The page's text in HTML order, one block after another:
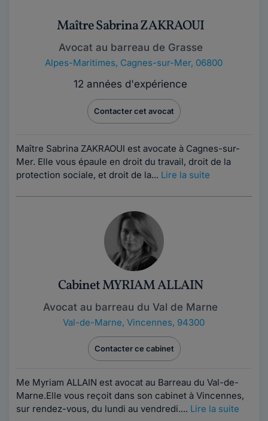
Maître Sabrina ZAKRAOUI
Avocat au barreau de Grasse
Alpes-Maritimes, Cagnes-sur-Mer, 06800
12 années d'expérience
Contacter cet avocat
Maître Sabrina ZAKRAOUI est avocate à Cagnes-sur-
Mer. Elle vous épaule en droit du travail, droit de la
protection sociale, et droit de la... Lire la suite
Cabinet MYRIAM ALLAIN
Avocat au barreau du Val de Marne
Val-de-Marne, Vincennes, 94300
Contacter ce cabinet
Me Myriam ALLAIN est avocat au Barreau du Val-de-
Marne.Elle vous reçoit dans son cabinet à Vincennes,
sur rendez-vous, du lundi au vendredi.... Lire la suite